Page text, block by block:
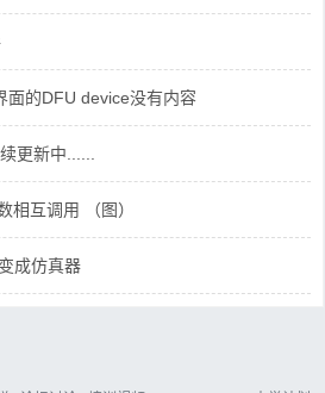
面的DFU device没有内容
更新中......
相互调用 （图）
成仿真器